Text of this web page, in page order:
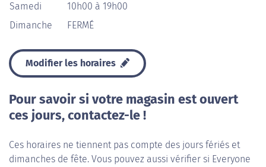
Samedi
10h00 à 19h00
Dimanche
FERMÉ
Modifier les horaires
Pour savoir si votre magasin est ouvert
ces jours, contactez-le !
Ces horaires ne tiennent pas compte des jours fériés et
dimanches de fête. Vous pouvez aussi vérifier si Everyone